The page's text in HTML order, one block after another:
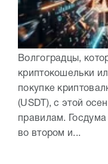
Волгоградцы,
криптокошельки
покупке
(USDT), с этой
правилам.
во втором и...